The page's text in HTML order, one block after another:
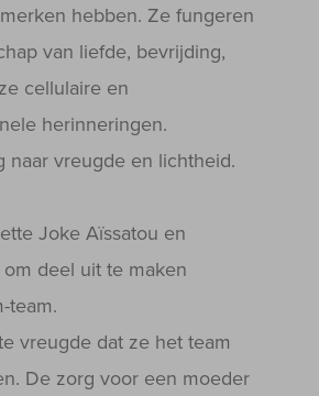
hebben. Ze fungeren
van liefde, bevrijding,
cellulaire en
herinneringen.
naar vreugde en lichtheid.
Joke Aïssatou en
deel uit te maken
team.
vreugde dat ze het team
De zorg voor een moeder